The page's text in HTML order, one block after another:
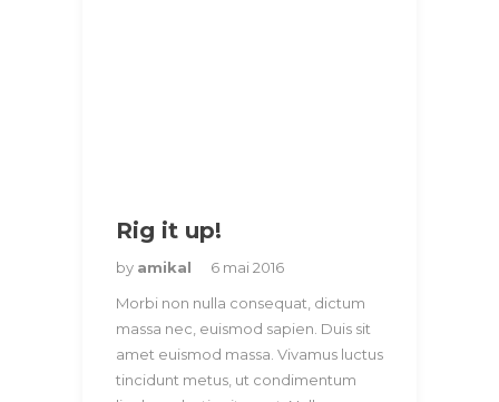
Rig it up!
by amikal
6 mai 2016
Morbi non nulla consequat, dictum
massa nec, euismod sapien. Duis sit
amet euismod massa. Vivamus luctus
tincidunt metus, ut condimentum